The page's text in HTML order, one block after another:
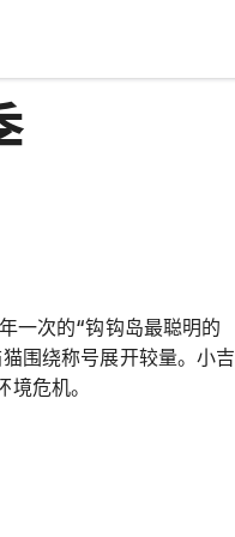
一次的“钩钩岛最聪明的
围绕称号展开较量。小吉
危机。